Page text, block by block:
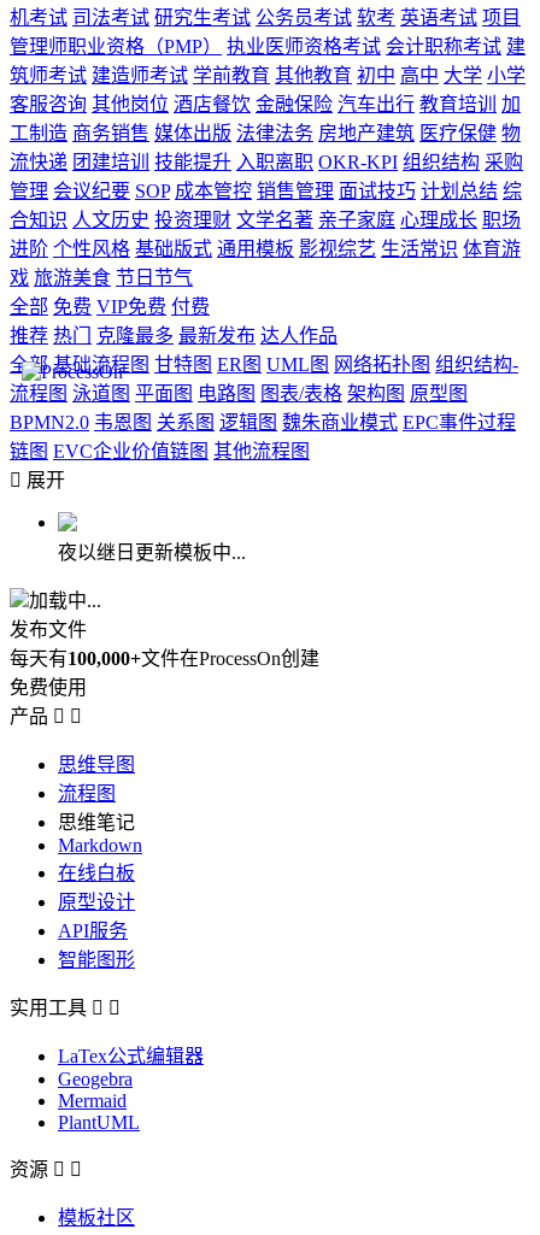
机考试 司法考试 研究生考试 公务员考试 软考 英语考试 项目
管理师职业资格（PMP）
执业医师资格考试 会计职称考试 建
筑师考试 建造师考试 学前教育 其他教育 初中 高中 大学 小学
客服咨询 其他岗位 酒店餐饮 金融保险 汽车出行 教育培训
加
工制造 商务销售 媒体出版 法律法务 房地产建筑 医疗保健 物
流快递 团建培训 技能提升 入职离职 OKR-KPI 组织结构 采购
管理 会议纪要 SOP 成本管控 销售管理 面试技巧 计划总结 综
合知识 人文历史 投资理财 文学名著 亲子家庭 心理成长 职场
进阶 个性风格 基础版式 通用模板 影视综艺 生活常识 体育游
戏 旅游美食 节日节气
全部 免费 VIP免费 付费
推荐 热门 克隆最多 最新发布 达人作品
全部 基础流程图 甘特图 ER图 UML图 网络拓扑图 组织结构-
流程图 泳道图 平面图 电路图 图表/表格 架构图 原型图
BPMN2.0 韦恩图 关系图 逻辑图 魏朱商业模式 EPC事件过程
链图 EVC企业价值链图 其他流程图
 展开
夜以继日更新模板中...
加载中...
发布文件
每天有100,000+文件在ProcessOn创建
免费使用
产品  
思维导图
流程图
思维笔记
Markdown
在线白板
原型设计
API服务
智能图形
实用工具  
LaTex公式编辑器
Geogebra
Mermaid
PlantUML
资源  
模板社区